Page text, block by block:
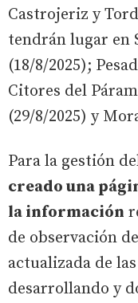
Castrojeriz y
tendrán lugar en
(18/8/2025);
Citores del
(29/8/2025) y
Para la gestión
creado una
la información
de observación
actualizada de
desarrollando y